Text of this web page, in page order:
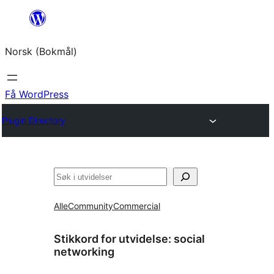
Hopp
innhold
Norsk (Bokmål)
Få WordPress
Plugin Directory
Søk
AlleCommunityCommercial
Stikkord for utvidelse: social
networking